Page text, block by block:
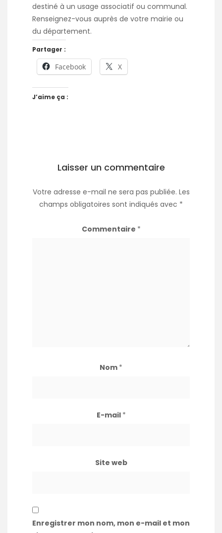
destiné à un usage associatif ou communal.
Renseignez-vous auprès de votre mairie ou
du département.
Partager :
Facebook X
J’aime ça :
Laisser un commentaire
Votre adresse e-mail ne sera pas publiée. Les
champs obligatoires sont indiqués avec *
Commentaire *
Nom *
E-mail *
Site web
Enregistrer mon nom, mon e-mail et mon